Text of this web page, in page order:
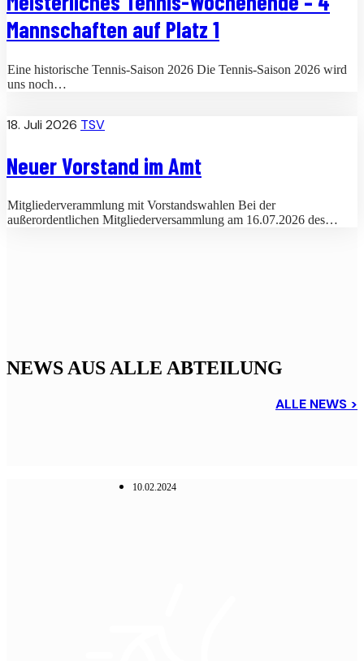
Mannschaften auf Platz 1
Eine historische Tennis-Saison 2026 Die Tennis-Saison 2026 wird
uns noch…
18. Juli 2026 TSV
Neuer Vorstand im Amt
Mitgliederverammlung mit Vorstandswahlen Bei der
außerordentlichen Mitgliederversammlung am 16.07.2026 des…
NEWS AUS ALLE ABTEILUNG
ALLE NEWS >
10.02.2024